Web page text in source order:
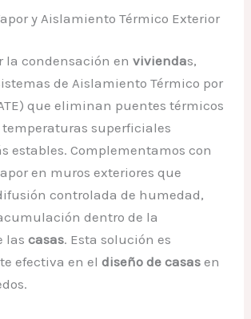
y Aislamiento Térmico Exterior
la condensación enviviendas,
de Aislamiento Térmico por
que eliminan puentes térmicos
superficiales
estables. Complementamos con
en muros exteriores que
controlada de humedad,
dentro de la
lascasas. Esta solución es
efectiva en eldiseño de casas en